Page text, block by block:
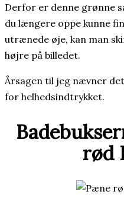
Derfor er denne grønne
du længere oppe kunne
utrænede øje, kan man
højre på billedet.
Årsagen til jeg nævner
for helhedsindtrykket.
rød